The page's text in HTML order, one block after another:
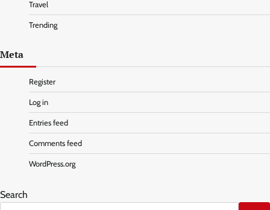
Travel
Trending
Meta
Register
Log in
Entries feed
Comments feed
WordPress.org
Search